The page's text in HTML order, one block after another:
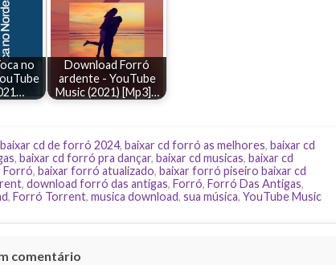
no
Download Forró
ardente - YouTube
Music (2021) [Mp3]…
baixar cd de forró 2024, baixar cd forró as melhores, baixar cd
, baixar cd forró pra dançar, baixar cd musicas, baixar cd
Forró, baixar forró atualizado, baixar forró piseiro baixar cd
, download forró das antigas, Forró, Forró Das Antigas,
, Forró Torrent, musica download, sua música, YouTube Music
comentário